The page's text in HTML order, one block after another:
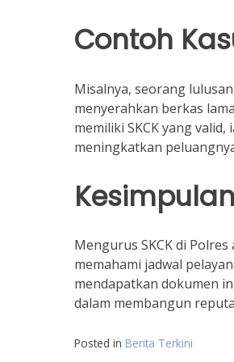
Contoh
Misalnya, seorang
menyerahkan berkas
memiliki SKCK yang
meningkatkan
Kesimpulan
Mengurus SKCK di
memahami jadwal
mendapatkan dokumen
dalam membangun
Posted in Berita Terkini